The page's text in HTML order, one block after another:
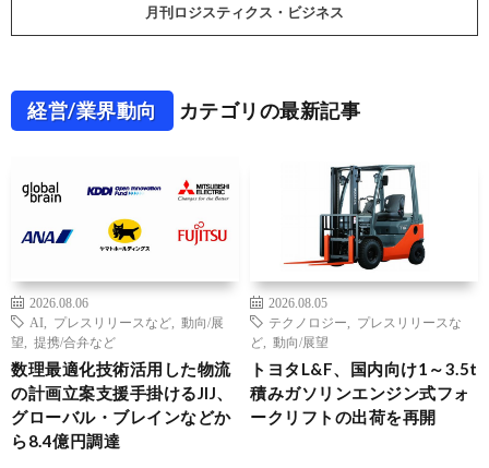
月刊ロジスティクス・ビジネス
経営/業界動向 カテゴリの最新記事
2026.08.06
AI
プレスリリースなど
動向/展
望
提携/合弁など
数理最適化技術活用した物流
の計画立案支援手掛けるJIJ、
グローバル・ブレインなどか
ら8.4億円調達
2026.08.05
テクノロジー
プレスリリースな
ど
動向/展望
トヨタL&F、国内向け1～3.5t
積みガソリンエンジン式フォ
ークリフトの出荷を再開